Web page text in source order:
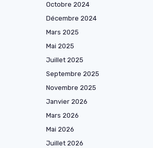
Octobre 2024
Décembre 2024
Mars 2025
Mai 2025
Juillet 2025
Septembre 2025
Novembre 2025
Janvier 2026
Mars 2026
Mai 2026
Juillet 2026